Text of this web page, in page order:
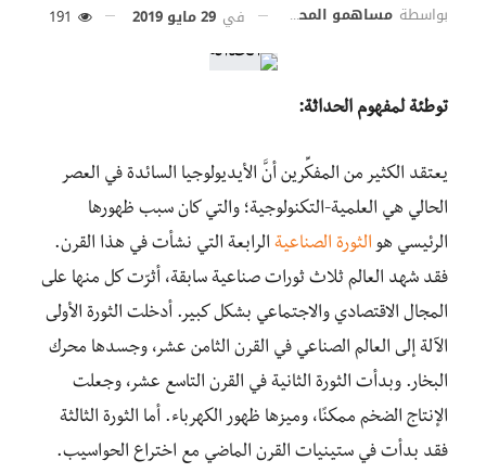
بواسطة مساهمو المحطة في 29 مايو 2019
توطئة لمفهوم الحداثة:
يعتقد الكثير من المفكِّرين أنَّ الأيديولوجيا السائدة في العصر
الحالي هي العلمية-التكنولوجية؛ والتي كان سبب ظهورها
الرئيسي هو الثورة الصناعية الرابعة التي نشأت في هذا القرن.
فقد شهد العالم ثلاث ثورات صناعية سابقة، أثرّت كل منها على
المجال الاقتصادي والاجتماعي بشكل كبير. أدخلت الثورة الأولى
الآلة إلى العالم الصناعي في القرن الثامن عشر، وجسدها محرك
البخار. وبدأت الثورة الثانية في القرن التاسع عشر، وجعلت
الإنتاج الضخم ممكنًا، وميزها ظهور الكهرباء. أما الثورة الثالثة
فقد بدأت في ستينيات القرن الماضي مع اختراع الحواسيب.